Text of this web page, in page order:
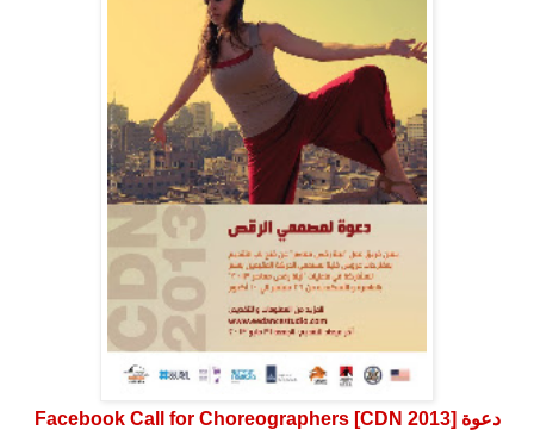
Facebook Call for Choreographers [CDN 2013] دعوة